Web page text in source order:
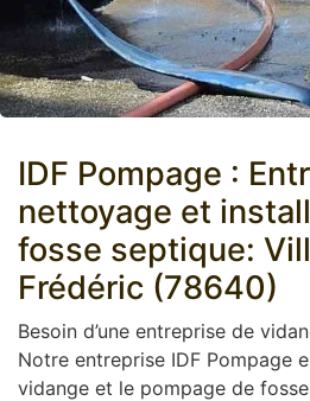
IDF Pompage :
nettoyage et
fosse septique:
Frédéric (78640)
Besoin d’une entreprise de
Notre entreprise IDF Pompage
vidange et le pompage de